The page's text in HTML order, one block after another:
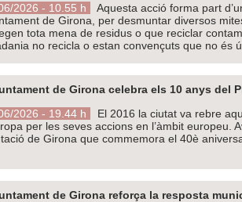
2026 - 10.55 h
Aquesta acció forma part
de Girona, per desmuntar diversos
tota mena de residus o que reciclar
no recicla o estan convençuts que no és
de Girona celebra els 10 anys del
2026 - 19.44 h
El 2016 la ciutat va rebre
per les seves accions en l’àmbit europeu.
de Girona que commemora el 40è
de Girona reforça la resposta